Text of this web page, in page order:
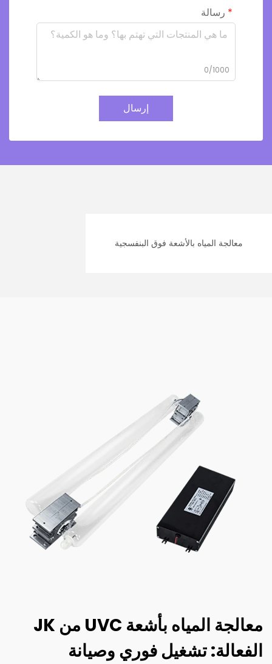
رسالة
0/1000
إرسال
معالجة المياه بالأشعة فوق البنفسجية
معالجة المياه بأشعة UVC من JK
الفعالة: تشغيل فوري وصيانة